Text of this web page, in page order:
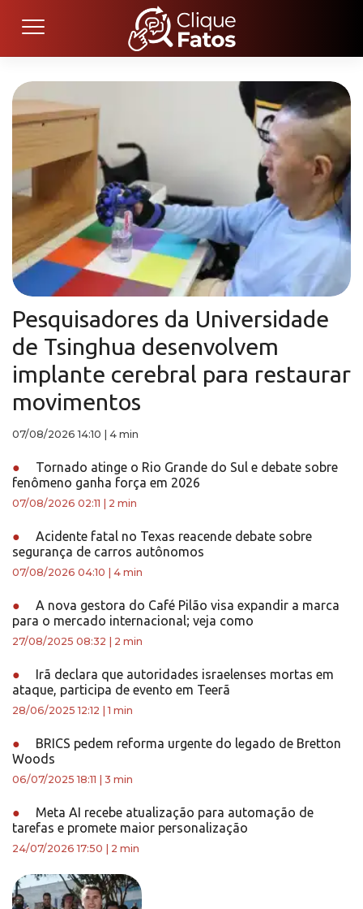
Pesquisadores da Universidade
de Tsinghua desenvolvem
implante cerebral para restaurar
movimentos
07/08/2026 14:10 4 min
●
Tornado atinge o Rio Grande do Sul e debate sobre
fenômeno ganha força em 2026
07/08/2026 02:11 2 min
●
Acidente fatal no Texas reacende debate sobre
segurança de carros autônomos
07/08/2026 04:10 4 min
●
A nova gestora do Café Pilão visa expandir a marca
para o mercado internacional; veja como
27/08/2025 08:32 2 min
●
Irã declara que autoridades israelenses mortas em
ataque, participa de evento em Teerã
28/06/2025 12:12 |1 min
●
BRICS pedem reforma urgente do legado de Bretton
Woods
06/07/2025 18:11 3 min
●
Meta AI recebe atualização para automação de
tarefas e promete maior personalização
24/07/2026 17:50 2 min